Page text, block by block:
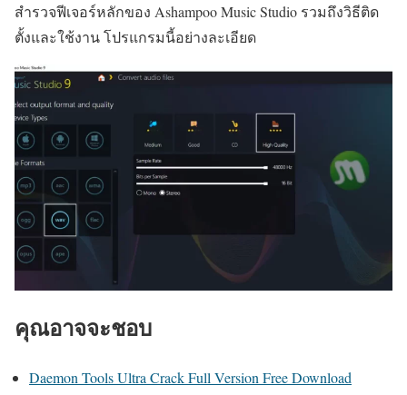
สำรวจฟีเจอร์หลักของ Ashampoo Music Studio รวมถึงวิธีติด
ตั้งและใช้งาน โปรแกรมนี้อย่างละเอียด
คุณอาจจะชอบ
Daemon Tools Ultra Crack Full Version Free Download